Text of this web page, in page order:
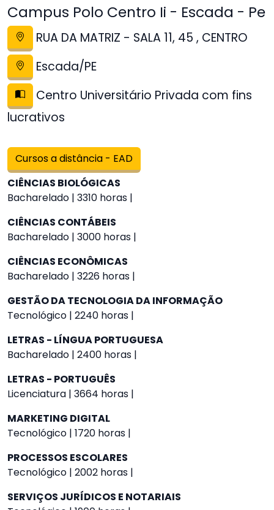
Campus Polo Centro Ii - Escada - Pe
RUA DA MATRIZ - SALA 11, 45 , CENTRO
Escada/PE
Centro Universitário Privada com fins
lucrativos
Cursos a distância - EAD
CIÊNCIAS BIOLÓGICAS
Bacharelado | 3310 horas |
CIÊNCIAS CONTÁBEIS
Bacharelado | 3000 horas |
CIÊNCIAS ECONÔMICAS
Bacharelado | 3226 horas |
GESTÃO DA TECNOLOGIA DA INFORMAÇÃO
Tecnológico | 2240 horas |
LETRAS - LÍNGUA PORTUGUESA
Bacharelado | 2400 horas |
LETRAS - PORTUGUÊS
Licenciatura | 3664 horas |
MARKETING DIGITAL
Tecnológico | 1720 horas |
PROCESSOS ESCOLARES
Tecnológico | 2002 horas |
SERVIÇOS JURÍDICOS E NOTARIAIS